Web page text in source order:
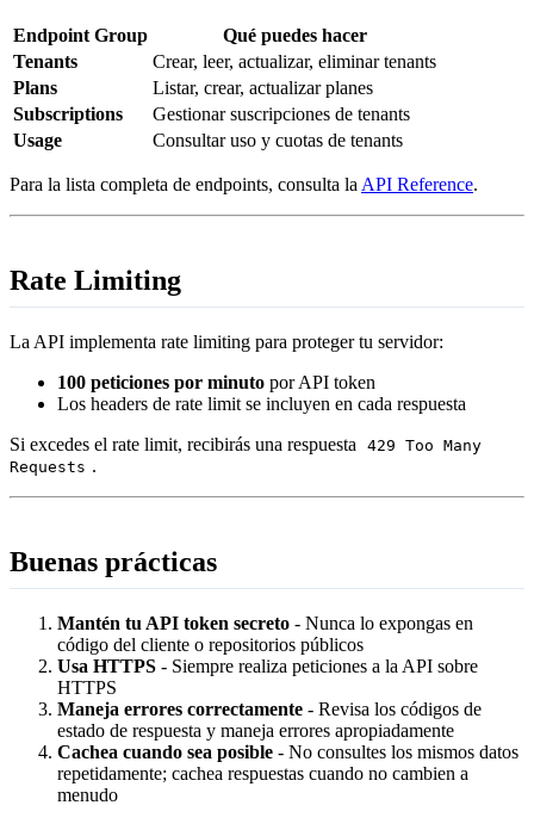
Endpoint Group
Qué puedes hacer
Tenants
Crear, leer, actualizar, eliminar tenants
Plans
Listar, crear, actualizar planes
Subscriptions
Gestionar suscripciones de tenants
Usage
Consultar uso y cuotas de tenants
Para la lista completa de endpoints, consulta laAPI Reference.
Rate Limiting
La API implementa rate limiting para proteger tu servidor:
100 peticiones por minuto por API token
Los headers de rate limit se incluyen en cada respuesta
Si excedes el rate limit, recibirás una respuesta
429 Too Many
Requests .
Buenas prácticas
Mantén tu API token secreto - Nunca lo expongas en
código del cliente o repositorios públicos
Usa HTTPS - Siempre realiza peticiones a la API sobre
HTTPS
Maneja errores correctamente - Revisa los códigos de
estado de respuesta y maneja errores apropiadamente
Cachea cuando sea posible - No consultes los mismos datos
repetidamente; cachea respuestas cuando no cambien a
menudo